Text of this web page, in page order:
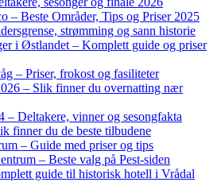
– Beste Områder, Tips og Priser 2025
strømming og sann historie
i Østlandet – Komplett guide og priser
– Priser, frokost og fasiliteter
– Slik finner du overnatting nær
– Deltakere, vinner og sesongfakta
finner du de beste tilbudene
– Guide med priser og tips
– Beste valg på Pest-siden
guide til historisk hotell i Vrådal